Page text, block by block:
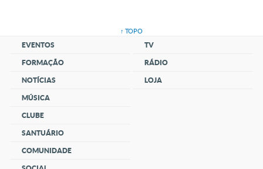
↑ TOPO
EVENTOS
FORMAÇÃO
NOTÍCIAS
MÚSICA
CLUBE
SANTUÁRIO
COMUNIDADE
TV
RÁDIO
LOJA